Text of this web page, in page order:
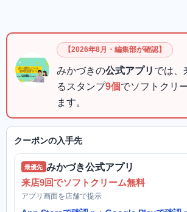
【2026年8月・編集部が確認】
みかづきの公式アプリ では、
るスタンプ9個でソフトクリ
ます。
クーポンの入手先
最優先 みかづき公式アプリ
来店9回でソフトクリーム無料
アプリ画面を店舗で提示